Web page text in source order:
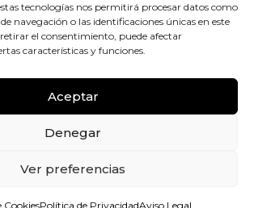
tecnologías nos permitirá procesar datos como
navegación o las identificaciones únicas en este
el consentimiento, puede afectar
características y funciones.
Aceptar
Denegar
Ver preferencias
CookiesPolítica de PrivacidadAviso Legal
de Empleo
Urbilar.com – Powered by